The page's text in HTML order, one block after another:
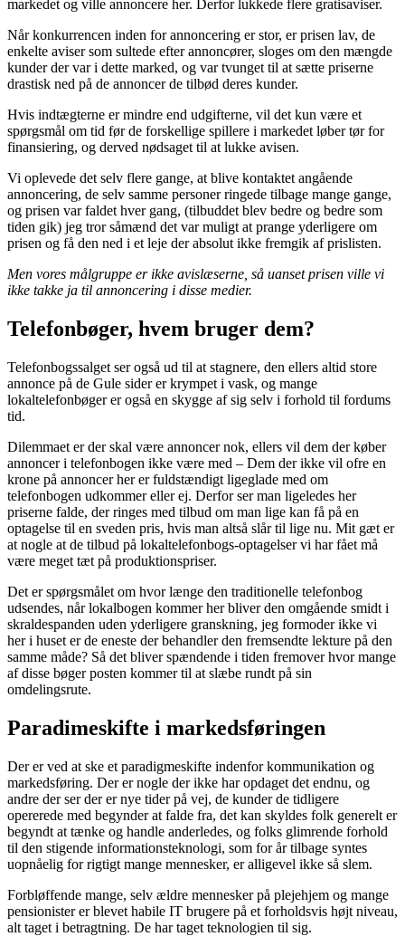
markedet og ville annoncere her. Derfor lukkede flere gratisaviser.
Når konkurrencen inden for annoncering er stor, er prisen lav, de
enkelte aviser som sultede efter annoncører, sloges om den mængde
kunder der var i dette marked, og var tvunget til at sætte priserne
drastisk ned på de annoncer de tilbød deres kunder.
Hvis indtægterne er mindre end udgifterne, vil det kun være et
spørgsmål om tid før de forskellige spillere i markedet løber tør for
finansiering, og derved nødsaget til at lukke avisen.
Vi oplevede det selv flere gange, at blive kontaktet angående
annoncering, de selv samme personer ringede tilbage mange gange,
og prisen var faldet hver gang, (tilbuddet blev bedre og bedre som
tiden gik) jeg tror såmænd det var muligt at prange yderligere om
prisen og få den ned i et leje der absolut ikke fremgik af prislisten.
Men vores målgruppe er ikke avislæserne, så uanset prisen ville vi
ikke takke ja til annoncering i disse medier.
Telefonbøger, hvem bruger dem?
Telefonbogssalget ser også ud til at stagnere, den ellers altid store
annonce på de Gule sider er krympet i vask, og mange
lokaltelefonbøger er også en skygge af sig selv i forhold til fordums
tid.
Dilemmaet er der skal være annoncer nok, ellers vil dem der køber
annoncer i telefonbogen ikke være med – Dem der ikke vil ofre en
krone på annoncer her er fuldstændigt ligeglade med om
telefonbogen udkommer eller ej. Derfor ser man ligeledes her
priserne falde, der ringes med tilbud om man lige kan få på en
optagelse til en sveden pris, hvis man altså slår til lige nu. Mit gæt er
at nogle at de tilbud på lokaltelefonbogs-optagelser vi har fået må
være meget tæt på produktionspriser.
Det er spørgsmålet om hvor længe den traditionelle telefonbog
udsendes, når lokalbogen kommer her bliver den omgående smidt i
skraldespanden uden yderligere granskning, jeg formoder ikke vi
her i huset er de eneste der behandler den fremsendte lekture på den
samme måde? Så det bliver spændende i tiden fremover hvor mange
af disse bøger posten kommer til at slæbe rundt på sin
omdelingsrute.
Paradimeskifte i markedsføringen
Der er ved at ske et paradigmeskifte indenfor kommunikation og
markedsføring. Der er nogle der ikke har opdaget det endnu, og
andre der ser der er nye tider på vej, de kunder de tidligere
opererede med begynder at falde fra, det kan skyldes folk generelt er
begyndt at tænke og handle anderledes, og folks glimrende forhold
til den stigende informationsteknologi, som for år tilbage syntes
uopnåelig for rigtigt mange mennesker, er alligevel ikke så slem.
Forbløffende mange, selv ældre mennesker på plejehjem og mange
pensionister er blevet habile IT brugere på et forholdsvis højt niveau,
alt taget i betragtning. De har taget teknologien til sig.